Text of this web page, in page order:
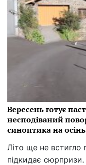
Вересень готує
несподіваний
синоптика на осінь
Літо ще не встигло
підкидає